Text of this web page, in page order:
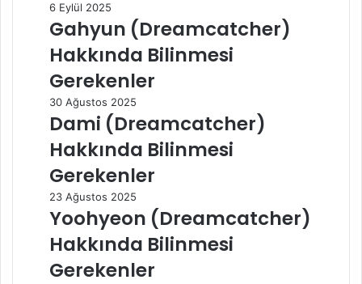
6 Eylül 2025
Gahyun (Dreamcatcher)
Hakkında Bilinmesi
Gerekenler
30 Ağustos 2025
Dami (Dreamcatcher)
Hakkında Bilinmesi
Gerekenler
23 Ağustos 2025
Yoohyeon (Dreamcatcher)
Hakkında Bilinmesi
Gerekenler